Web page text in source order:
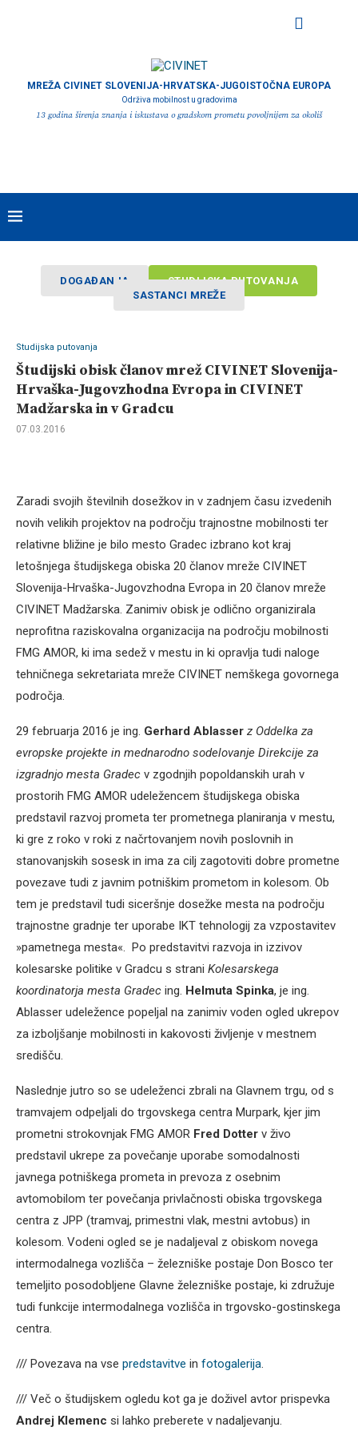
MREŽA CIVINET SLOVENIJA-HRVATSKA-JUGOISTOČNA EUROPA
Održiva mobilnost u gradovima
13 godina širenja znanja i iskustava o gradskom prometu povoljnijem za okoliš
DOGAĐANJA
STUDIJSKA PUTOVANJA
SASTANCI MREŽE
Studijska putovanja
Študijski obisk članov mrež CIVINET Slovenija-
Hrvaška-Jugovzhodna Evropa in CIVINET
Madžarska in v Gradcu
07.03.2016
Zaradi svojih številnih dosežkov in v zadnjem času izvedenih
novih velikih projektov na področju trajnostne mobilnosti ter
relativne bližine je bilo mesto Gradec izbrano kot kraj
letošnjega študijskega obiska 20 članov mreže CIVINET
Slovenija-Hrvaška-Jugovzhodna Evropa in 20 članov mreže
CIVINET Madžarska. Zanimiv obisk je odlično organizirala
neprofitna raziskovalna organizacija na področju mobilnosti
FMG AMOR, ki ima sedež v mestu in ki opravlja tudi naloge
tehničnega sekretariata mreže CIVINET nemškega govornega
področja.
29 februarja 2016 je ing. Gerhard Ablasser z Oddelka za
evropske projekte in mednarodno sodelovanje Direkcije za
izgradnjo mesta Gradec v zgodnjih popoldanskih urah v
prostorih FMG AMOR udeležencem študijskega obiska
predstavil razvoj prometa ter prometnega planiranja v mestu,
ki gre z roko v roki z načrtovanjem novih poslovnih in
stanovanjskih sosesk in ima za cilj zagotoviti dobre prometne
povezave tudi z javnim potniškim prometom in kolesom. Ob
tem je predstavil tudi siceršnje dosežke mesta na področju
trajnostne gradnje ter uporabe IKT tehnologij za vzpostavitev
»pametnega mesta«. Po predstavitvi razvoja in izzivov
kolesarske politike v Gradcu s strani Kolesarskega
koordinatorja mesta Gradec ing. Helmuta Spinka, je ing.
Ablasser udeležence popeljal na zanimiv voden ogled ukrepov
za izboljšanje mobilnosti in kakovosti življenje v mestnem
središču.
Naslednje jutro so se udeleženci zbrali na Glavnem trgu, od s
tramvajem odpeljali do trgovskega centra Murpark, kjer jim
prometni strokovnjak FMG AMOR Fred Dotter v živo
predstavil ukrepe za povečanje uporabe somodalnosti
javnega potniškega prometa in prevoza z osebnim
avtomobilom ter povečanja privlačnosti obiska trgovskega
centra z JPP (tramvaj, primestni vlak, mestni avtobus) in
kolesom. Vodeni ogled se je nadaljeval z obiskom novega
intermodalnega vozlišča – železniške postaje Don Bosco ter
temeljito posodobljene Glavne železniške postaje, ki združuje
tudi funkcije intermodalnega vozlišča in trgovsko-gostinskega
centra.
/// Povezava na vse predstavitve in fotogalerija.
/// Več o študijskem ogledu kot ga je doživel avtor prispevka
Andrej Klemenc si lahko preberete v nadaljevanju.